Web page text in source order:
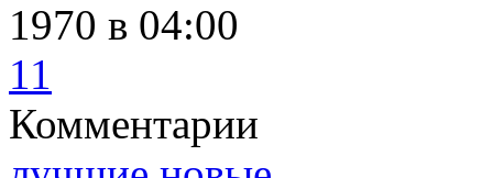
1970 в 04:00
11
Комментарии